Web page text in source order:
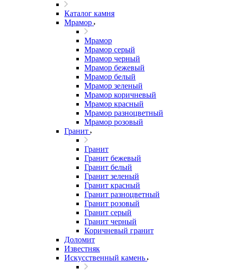
Каталог камня
Мрамор
Мрамор
Мрамор серый
Мрамор черный
Мрамор бежевый
Мрамор белый
Мрамор зеленый
Мрамор коричневый
Мрамор красный
Мрамор разноцветный
Мрамор розовый
Гранит
Гранит
Гранит бежевый
Гранит белый
Гранит зеленый
Гранит красный
Гранит разноцветный
Гранит розовый
Гранит серый
Гранит черный
Коричневый гранит
Доломит
Известняк
Искусственный камень